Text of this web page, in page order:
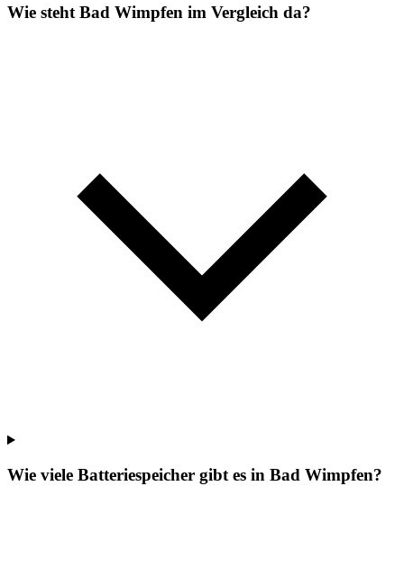
Wie steht Bad Wimpfen im Vergleich da?
Wie viele Batteriespeicher gibt es in Bad Wimpfen?